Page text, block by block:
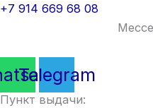
+7 914 669 68 08
Telegram
Пункт выдачи: